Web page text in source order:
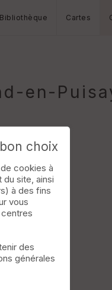
Bibliothèque Cartes
en-
choix
cookies à
site, ainsi
à des fins
vous
des
générales